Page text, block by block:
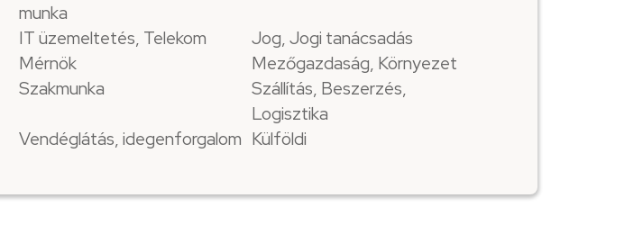
munka
IT üzemeltetés, Telekom
Jog, Jogi tanácsadás
Mérnök
Mezőgazdaság, Környezet
Szakmunka
Szállítás, Beszerzés,
Logisztika
Vendéglátás, idegenforgalom Külföldi